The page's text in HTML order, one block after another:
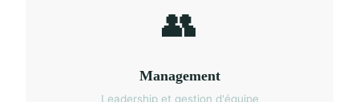
👥
Management
Leadership et gestion d'équipe